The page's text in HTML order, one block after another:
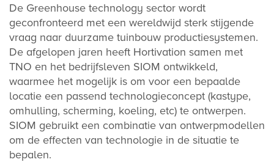
De Greenhouse technology sector wordt
geconfronteerd met een wereldwijd sterk stijgende
vraag naar duurzame tuinbouw productiesystemen.
De afgelopen jaren heeft Hortivation samen met
TNO en het bedrijfsleven SIOM ontwikkeld,
waarmee het mogelijk is om voor een bepaalde
locatie een passend technologieconcept (kastype,
omhulling, scherming, koeling, etc) te ontwerpen.
SIOM gebruikt een combinatie van ontwerpmodellen
om de effecten van technologie in de situatie te
bepalen.